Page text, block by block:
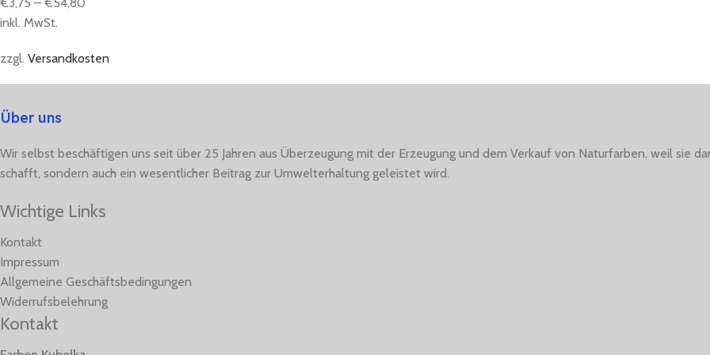
inkl. MwSt.
zzgl. Versandkosten
Über uns
Wir selbst beschäftigen uns seit über 25 Jahren aus Überzeugung mit der Erzeugung und dem Verkauf von Naturfarben, weil sie
schafft, sondern auch ein wesentlicher Beitrag zur Umwelterhaltung geleistet wird.
Wichtige Links
Kontakt
Impressum
Allgemeine Geschäftsbedingungen
Widerrufsbelehrung
Kontakt